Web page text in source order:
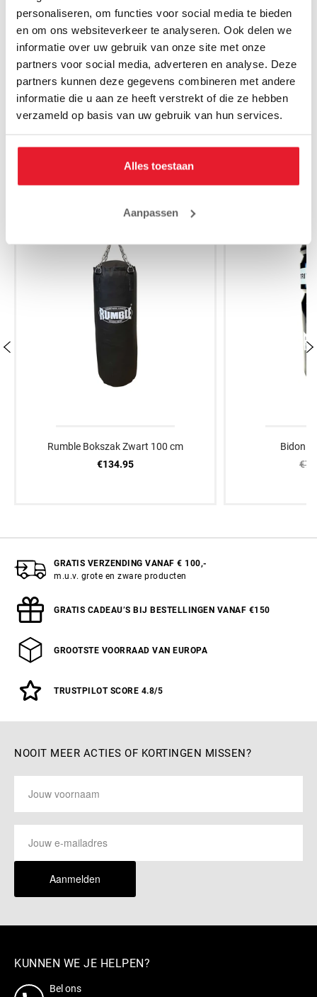
personaliseren, om functies voor social media te bieden
en om ons websiteverkeer te analyseren. Ook delen we
informatie over uw gebruik van onze site met onze
partners voor social media, adverteren en analyse. Deze
partners kunnen deze gegevens combineren met andere
informatie die u aan ze heeft verstrekt of die ze hebben
verzameld op basis van uw gebruik van hun services.
Alles toestaan
Aanpassen
Venum Sporttas Trainer Lite Evo
Zwart/Zwart
€74.95
Rumble
MAAK JE AANKOOP NOG BETER
Rumble Bokszak Zwart 100 cm
€134.95
Bidon
GRATIS VERZENDING VANAF € 100,-
m.u.v. grote en zware producten
GRATIS CADEAU’S BIJ BESTELLINGEN VANAF €150
GROOTSTE VOORRAAD VAN EUROPA
TRUSTPILOT SCORE 4.8/5
NOOIT MEER ACTIES OF KORTINGEN MISSEN?
Aanmelden
KUNNEN WE JE HELPEN?
Bel ons